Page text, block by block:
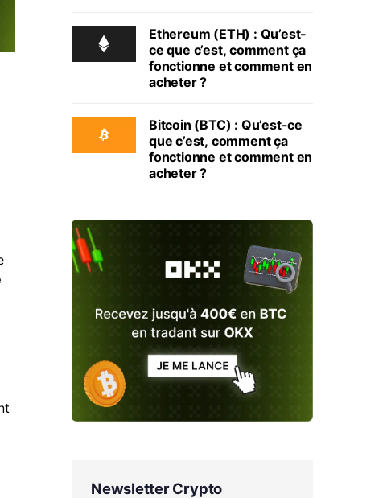
Ethereum (ETH) : Qu’est-
ce que c’est, comment ça
fonctionne et comment en
acheter ?
Bitcoin (BTC) : Qu’est-ce
que c’est, comment ça
fonctionne et comment en
acheter ?
Newsletter Crypto